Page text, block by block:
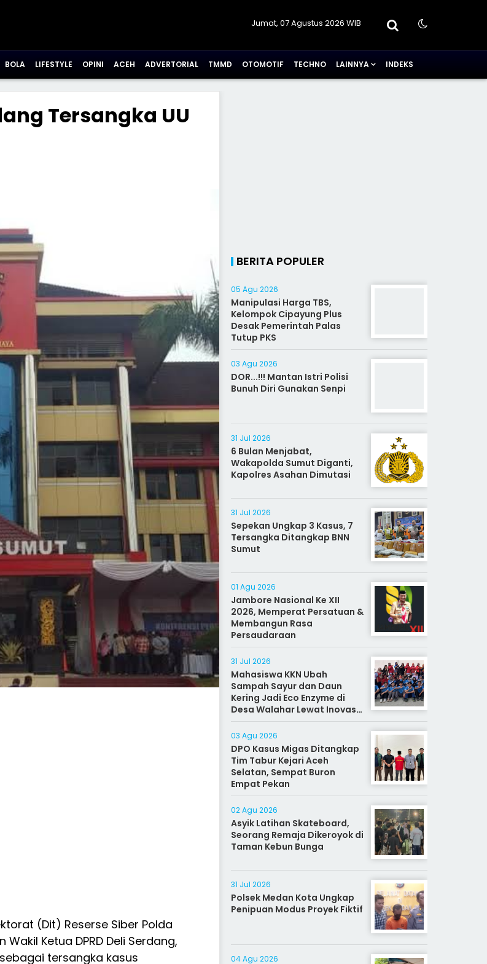
Jumat, 07 Agustus 2026 WIB
BOLA LIFESTYLE OPINI ACEH ADVERTORIAL TMMD OTOMOTIF TECHNO LAINNYA INDEKS
Tersangka UU
(Dit) Reserse Siber Polda
Ketua DPRD Deli Serdang,
tersangka kasus
BERITA POPULER
05 Agu 2026
Manipulasi Harga TBS,
Kelompok Cipayung Plus
Desak Pemerintah Palas
Tutup PKS
03 Agu 2026
DOR...!!! Mantan Istri Polisi
Bunuh Diri Gunakan Senpi
31 Jul 2026
6 Bulan Menjabat,
Wakapolda Sumut Diganti,
Kapolres Asahan Dimutasi
31 Jul 2026
Sepekan Ungkap 3 Kasus, 7
Tersangka Ditangkap BNN
Sumut
01 Agu 2026
Jambore Nasional Ke XII
2026, Memperat Persatuan &
Membangun Rasa
Persaudaraan
31 Jul 2026
Mahasiswa KKN Ubah
Sampah Sayur dan Daun
Kering Jadi Eco Enzyme di
Desa Walahar Lewat Inovasi
Alat Kreatif
03 Agu 2026
DPO Kasus Migas Ditangkap
Tim Tabur Kejari Aceh
Selatan, Sempat Buron
Empat Pekan
02 Agu 2026
Asyik Latihan Skateboard,
Seorang Remaja Dikeroyok di
Taman Kebun Bunga
31 Jul 2026
Polsek Medan Kota Ungkap
Penipuan Modus Proyek Fiktif
04 Agu 2026